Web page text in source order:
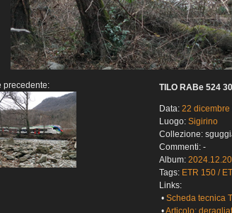
precedente: TILO RABe 524
Data: 22 dicembre
Luogo: Sigirino
Collezione:
Commenti: -
Album:
Tags: ETR 150 /
Links:
• Scheda tecnica